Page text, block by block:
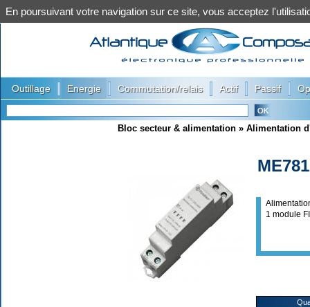
Outillage Energie Commutation/relais Actif Passif
Bloc secteur & alimentation » Alimentation
1 module
En poursuivant votre navigation sur ce site, vous acceptez